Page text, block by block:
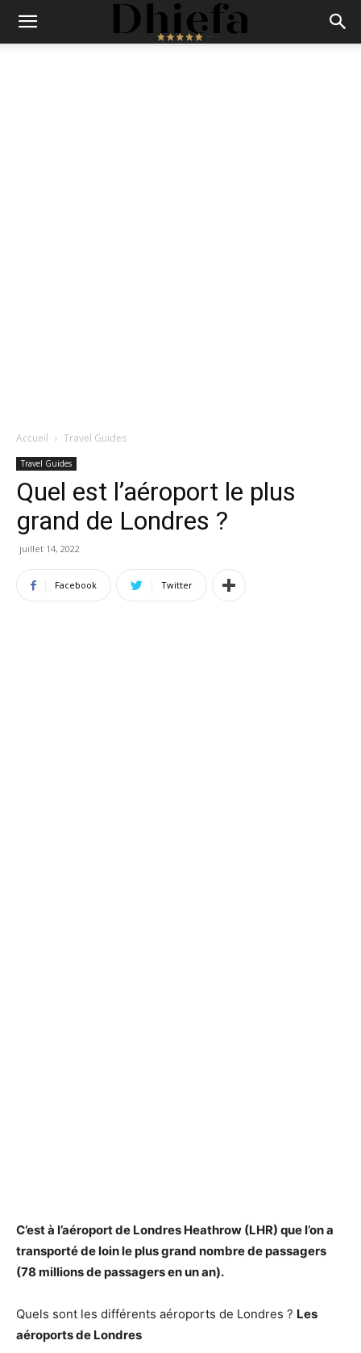
Accueil Travel Guides
Travel Guides
Quel est l’aéroport le plus
grand de Londres ?
juillet 14, 2022
Facebook Twitter
C’està l’aéroportde Londres Heathrow (LHR) que l’on a
transporté de loin leplus grand nombre de passagers
(78 millions de passagers en un an).
Quels sont les différents aéroports de Londres ? Les
aéroports de Londres